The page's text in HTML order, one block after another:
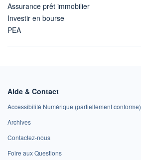
Assurance prêt immobilier
Investir en bourse
PEA
Aide & Contact
Accessibilité Numérique (partiellement conforme)
Archives
Contactez-nous
Foire aux Questions